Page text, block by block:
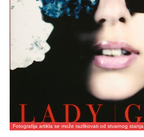
Fotografija artikla se može razlikovati od stvarnog stanja